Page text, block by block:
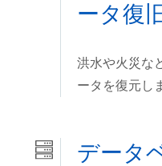
ータ復
洪水や火災な
ータを復元し
データ